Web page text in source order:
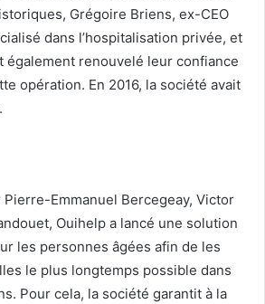
Grégoire Briens, ex-CEO
dans l’hospitalisation privée, et
également renouvelé leur confiance
opération. En 2016, la société avait
Pierre-Emmanuel Bercegeay, Victor
Ouihelp a lancé une solution
les personnes âgées afin de les
le plus longtemps possible dans
Pour cela, la société garantit à la